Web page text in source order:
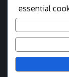
essential